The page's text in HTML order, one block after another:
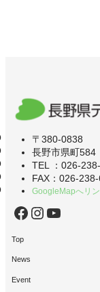
〒380-0838
長野市県町
TEL ：026-
FAX：026-
GoogleMapへリ
Facebook Instagram YouTube
Top
News
Event